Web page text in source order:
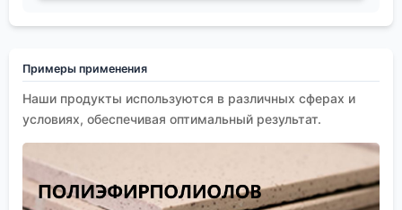
Примеры применения
Наши продукты используются в различных сферах и
условиях, обеспечивая оптимальный результат.